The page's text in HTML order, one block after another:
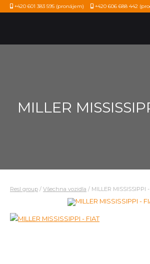
+420 601 383 595 (pronájem) +420 606 688 442
MILLER
Resl group / Všechna vozidla / MILLER MISSISSIPPI